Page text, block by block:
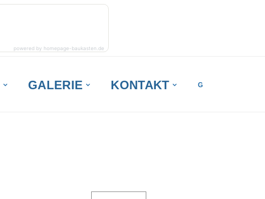
GALERIE KONTAKT G
powered by homepage-baukasten.de